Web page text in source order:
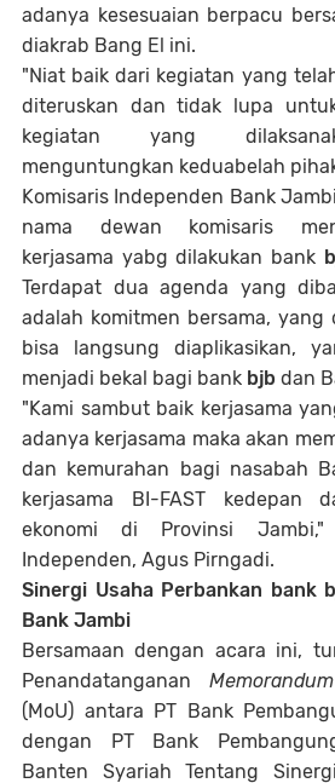
adanya kesesuaian berpacu
diakrab Bang El ini.
"Niat baik dari kegiatan yang
diteruskan dan tidak lupa
kegiatan yang
menguntungkan keduabelah
Komisaris Independen Bank
nama dewan komisaris
kerjasama yabg dilakukan bank
Terdapat dua agenda yang
adalah komitmen bersama, yang
bisa langsung diaplikasikan,
menjadi bekal bagi bank bjb dan
"Kami sambut baik kerjasama
adanya kerjasama maka akan
dan kemurahan bagi nasabah
kerjasama BI-FAST kedepan
ekonomi di Provinsi Jambi,"
Independen, Agus Pirngadi.
Sinergi Usaha Perbankan bank
Bank Jambi
Bersamaan dengan acara ini,
Penandatanganan
(MoU) antara PT Bank
dengan PT Bank
Banten Syariah Tentang